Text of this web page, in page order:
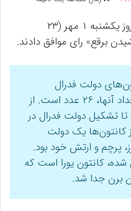
ردم کانتون سنت گالن سوئیس روز یکشنبه ۱ مهر (۲۳
برقع» رای موافق دادند.
دولت فدرال
سوئیس هستند که تعداد آنها، ۲۶ عدد است. از
وستفالیا (۱۶۴۸) تا تشکیل دولت فدرال در
از کانتون‌ها یک دولت
پرچم و ارتش خود بود.
کانتون یورا است که